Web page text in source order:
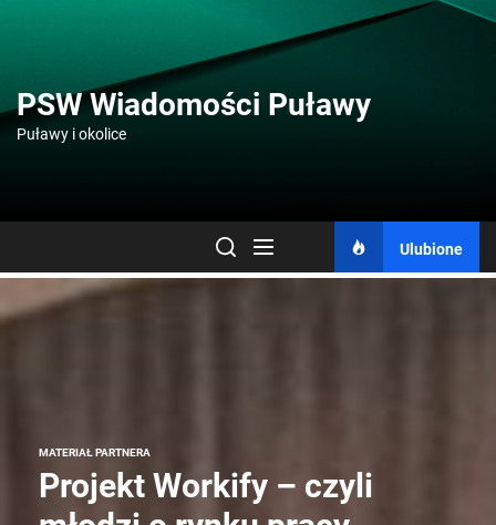
content
PSW Wiadomości Puławy
Puławy i okolice
Ulubione
MATERIAŁ PARTNERA
Projekt Workify – czyli